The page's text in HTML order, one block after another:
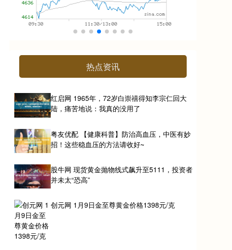
热点资讯
红启网 1965年，72岁白崇禧得知李宗仁回大
陆，痛苦地说：我真的没用了
粤友优配 【健康科普】防治高血压，中医有妙
招！这些稳血压的方法请收好~
股牛网 现货黄金抛物线式飙升至5111，投资者
并未太“恐高”
创元网 1月9日金至尊黄金价格1398元/克